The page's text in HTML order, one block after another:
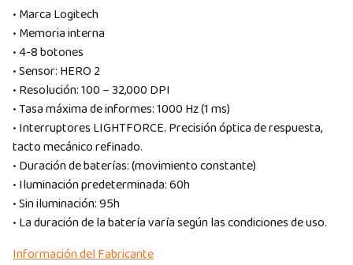
• Marca Logitech
• Memoria interna
• 4-8 botones
• Sensor: HERO 2
• Resolución: 100 – 32,000 DPI
• Tasa máxima de informes: 1000 Hz (1 ms)
• Interruptores LIGHTFORCE. Precisión óptica de respuesta,
tacto mecánico refinado.
• Duración de baterías: (movimiento constante)
• Iluminación predeterminada: 60h
• Sin iluminación: 95h
• La duración de la batería varía según las condiciones de uso.
Información del Fabricante